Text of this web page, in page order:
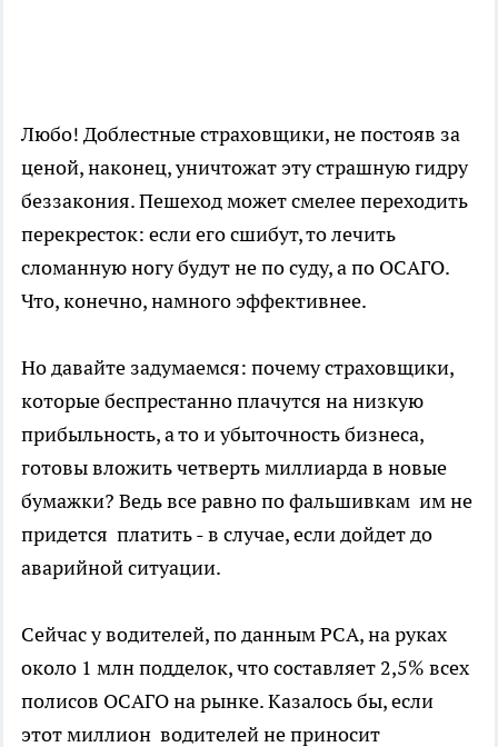
Любо! Доблестные страховщики, не постояв за
ценой, наконец, уничтожат эту страшную гидру
беззакония. Пешеход может смелее переходить
перекресток: если его сшибут, то лечить
сломанную ногу будут не по суду, а по ОСАГО.
Что, конечно, намного эффективнее.
Но давайте задумаемся: почему страховщики,
которые беспрестанно плачутся на низкую
прибыльность, а то и убыточность бизнеса,
готовы вложить четверть миллиарда в новые
бумажки? Ведь все равно по фальшивкам им не
придется платить - в случае, если дойдет до
аварийной ситуации.
Сейчас у водителей, по данным РСА, на руках
около 1 млн подделок, что составляет 2,5% всех
полисов ОСАГО на рынке. Казалось бы, если
этот миллион водителей не приносит